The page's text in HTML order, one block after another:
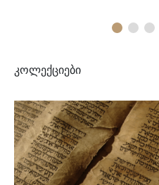
კოლექციები